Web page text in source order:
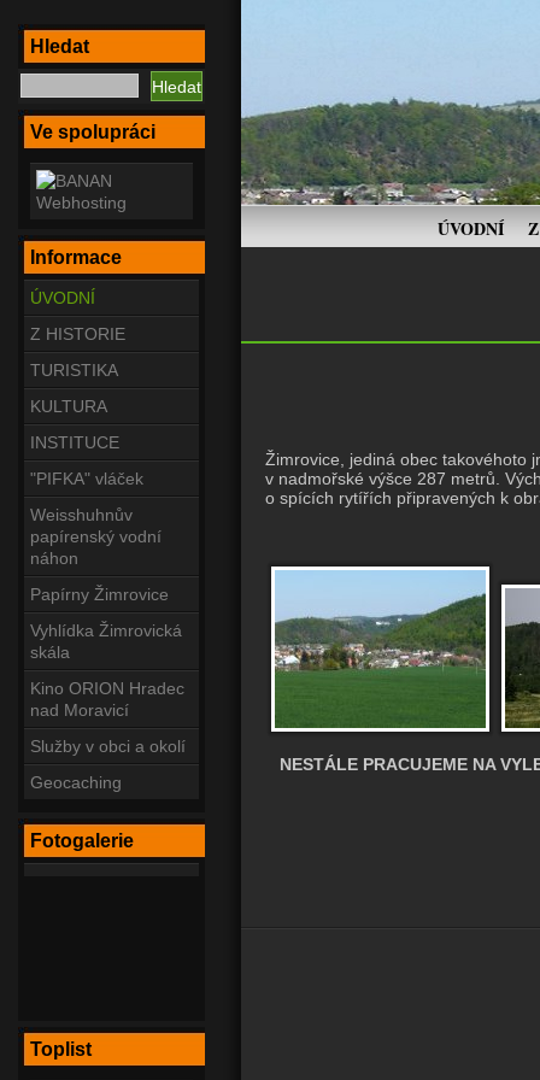
ÚVODNÍ
Hledat
Ve spolupráci
Informace
ÚVODNÍ
Z HISTORIE
TURISTIKA
KULTURA
INSTITUCE
"PIFKA" vláček
Weisshuhnův
papírenský vodní
náhon
Papírny Žimrovice
Vyhlídka Žimrovická
skála
Kino ORION Hradec
nad Moravicí
Služby v obci a okolí
Geocaching
Fotogalerie
Toplist
Žimrovice, jediná obec takovéhoto
v nadmořské výšce 287 metrů.
o spících rytířích připravených k
NESTÁLE PRACUJEME NA